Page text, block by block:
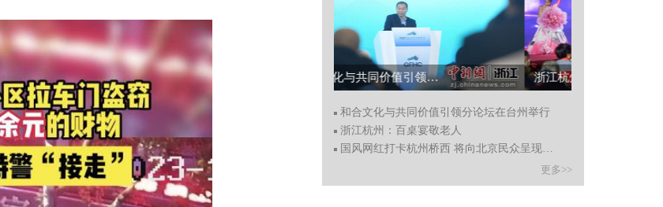
和合文化与共同价值引领分论坛在台州举行...
和合文化与共同价值引领分论坛在台州举行
浙江杭州：百桌宴敬老人
国风网红打卡杭州桥西 将向北京民众呈现杭州文化
更多>>